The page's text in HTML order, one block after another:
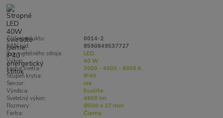
Číslo produktu:
0014-2
EAN kód:
8590849537727
Typ svetelného zdroja:
LED
Výkon:
40 W
Farba svetla:
3000 - 4000 - 6000 K
Stupeň krytia:
IP40
Senzor:
nie
Výrobca:
Ecolite
Svetelný výkon:
4800 lm
Rozmery:
Ø500 x 27 mm
Farba:
Čierna